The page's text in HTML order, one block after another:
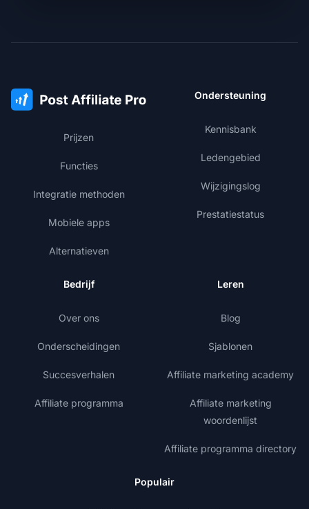
Prijzen
Functies
Integratie methoden
Mobiele apps
Alternatieven
Ondersteuning
Kennisbank
Ledengebied
Wijzigingslog
Prestatiestatus
Bedrijf
Over ons
Onderscheidingen
Succesverhalen
Affiliate programma
Leren
Blog
Sjablonen
Affiliate marketing academy
Affiliate marketing
woordenlijst
Affiliate programma directory
Populair